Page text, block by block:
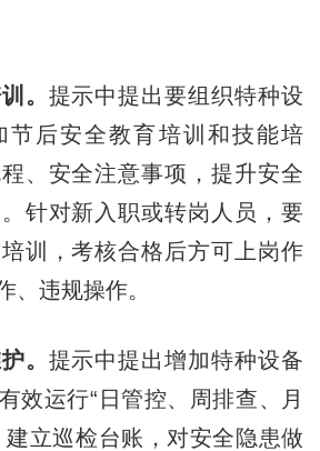
。 提示中提出要组织特种设
节后安全教育培训和技能培
、安全注意事项，提升安全
针对新入职或转岗人员，要
训，考核合格后方可上岗作
、违规操作。
。 提示中提出增加特种设备
效运行“日管控、周排查、月
建立巡检台账，对安全隐患做